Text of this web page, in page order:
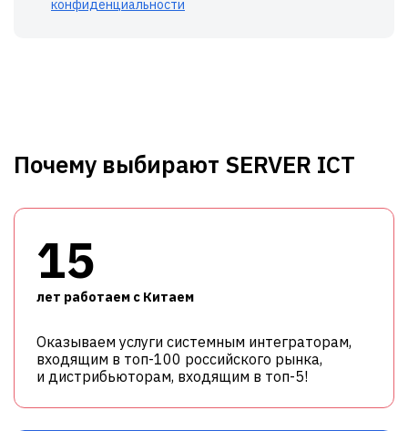
конфиденциальности
Почему выбирают SERVER ICT
15
лет работаем с Китаем
Оказываем услуги системным интеграторам,
входящим в топ-100 российского рынка,
и дистрибьюторам, входящим в топ-5!